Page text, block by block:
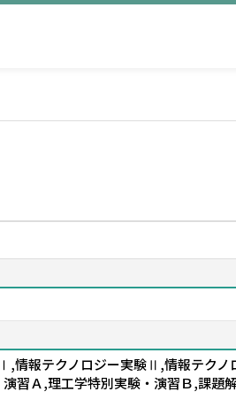
情報テクノロジー実験Ⅱ,情報テク
Ａ,理工学特別実験・演習Ｂ,課題